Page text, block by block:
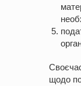
щодо